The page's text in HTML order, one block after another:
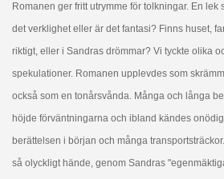
Romanen ger fritt utrymme för tolkningar. En lek
det verklighet eller är det fantasi? Finns huset,
riktigt, eller i Sandras drömmar? Vi tyckte olika
spekulationer. Romanen upplevdes som
också som en tonårsvånda. Många och långa
höjde förväntningarna och ibland kändes
berättelsen i början och många
så olyckligt hände, genom Sandras